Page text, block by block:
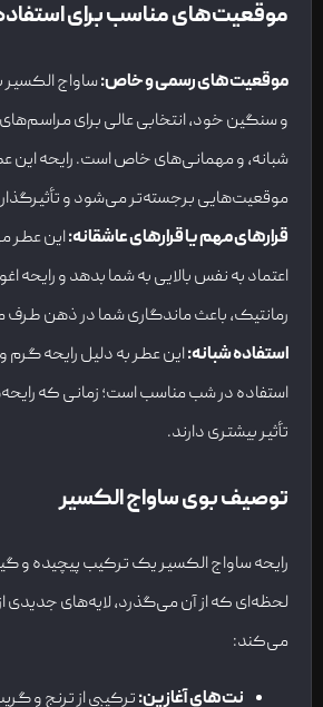
موقعیت‌های مناسب برای استفاده:
موقعیت‌های رسمی و خاص:ساواج الکسیر
و سنگین خود، انتخابی عالی برای مراسم‌های
شبانه، و مهمانی‌های خاص است. رایحه این
موقعیت‌هایی برجسته‌تر می‌شود و
قرارهای مهم یا قرارهای عاشقانه:این عطر
اعتماد به نفس بالایی به شما بدهد و رایحه
رمانتیک، باعث ماندگاری شما در ذهن طرف
استفاده شبانه:این عطر به دلیل رایحه گرم و
استفاده در شب مناسب است؛ زمانی که
تأثیر بیشتری دارند.
توصیف بوی ساواج الکسیر
رایحه ساواج الکسیر یک ترکیب پیچیده و
لحظه‌ای که از آن می‌گذرد، لایه‌های جدیدی از
می‌کند:
نت‌های آغازین:ترکیبی از ترنج و